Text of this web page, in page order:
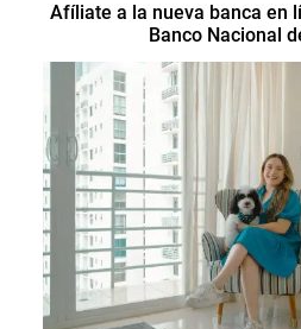
Afíliate a la nueva banca en
Banco Nacional